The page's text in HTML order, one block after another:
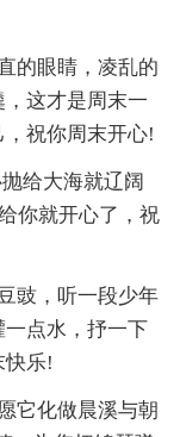
的眼睛，凌乱的
这才是周末一
祝你周末开心!
给大海就辽阔
你就开心了，祝
豉，听一段少年
点水，抒一下
快乐!
它化做晨溪与朝